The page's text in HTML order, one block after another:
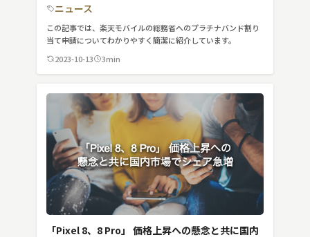
ニュース
この記事では、楽天モバイルの総務省へのプラチナバンド割り
当て申請についてわかりやすく簡潔に紹介しています。
2023-10-13
3min
「Pixel 8、8 Pro」 価格上昇への懸念と共に国内